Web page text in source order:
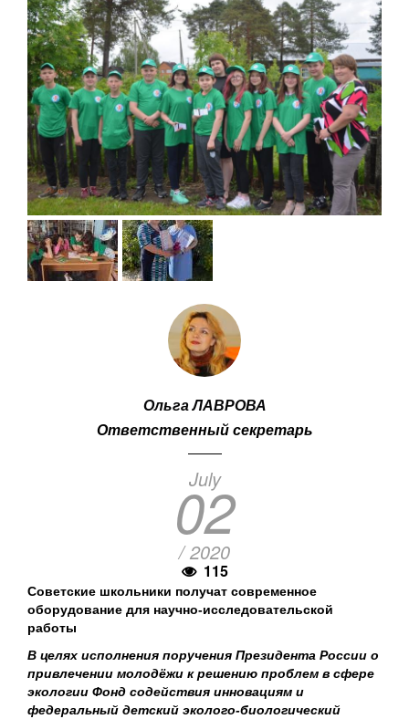
Ольга ЛАВРОВА
Ответственный секретарь
July
02
/ 2020
115
Советские школьники получат современное
оборудование для научно-исследовательской
работы
В целях исполнения поручения Президента России о
привлечении молодёжи к решению проблем в сфере
экологии Фонд содействия инновациям и
федеральный детский эколого-биологический